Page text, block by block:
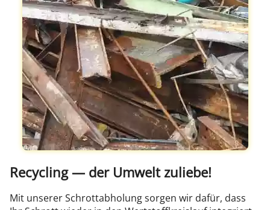
Recycling — der Umwelt zuliebe!
Mit unserer Schrottabholung sorgen wir dafür, dass